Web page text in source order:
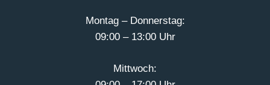
Montag – Donnerstag:
09:00 – 13:00 Uhr
Mittwoch: